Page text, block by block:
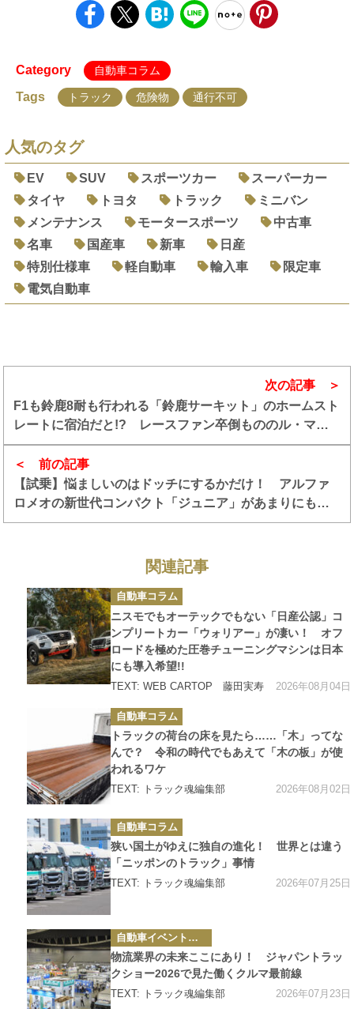
Category 自動車コラム
Tags トラック 危険物 通行不可
人気のタグ
EV SUV スポーツカー
スーパーカー
タイヤ
トヨタ トラック
ミニバン
メンテナンス
モータースポーツ
中古車
名車
国産車 新車
日産
特別仕様車
軽自動車 輸入車
限定車
電気自動車
前の記事
【試乗】悩ましいのはドッチにするかだけ！ アルファ
ロメオの新世代コンパクト「ジュニア」があまりにもよ
くて驚いた
次の記事
F1も鈴鹿8耐も行われる「鈴鹿サーキット」のホームスト
レートに宿泊だと!? レースファン卒倒もののル・マン
式キャンプが凄すぎる!!
関連記事
カ
テ
ゴ
リ
ー
自動車コラム
ニスモでもオーテックでもない「日産公認」コ
ンプリートカー「ウォリアー」が凄い！ オフ
ロードを極めた圧巻チューニングマシンは日本
にも導入希望!!
TEXT: WEB CARTOP 藤田実寿 2026年08月04日
カ
テ
ゴ
リ
ー
自動車コラム
トラックの荷台の床を見たら……「木」ってな
んで？ 令和の時代でもあえて「木の板」が使
われるワケ
TEXT: トラック魂編集部 2026年08月02日
カ
テ
ゴ
リ
ー
自動車コラム
狭い国土がゆえに独自の進化！ 世界とは違う
「ニッポンのトラック」事情
TEXT: トラック魂編集部 2026年07月25日
カ
テ
ゴ
リ
ー
自動車イベント・カーイベント
物流業界の未来ここにあり！ ジャパントラッ
クショー2026で見た働くクルマ最前線
TEXT: トラック魂編集部 2026年07月23日